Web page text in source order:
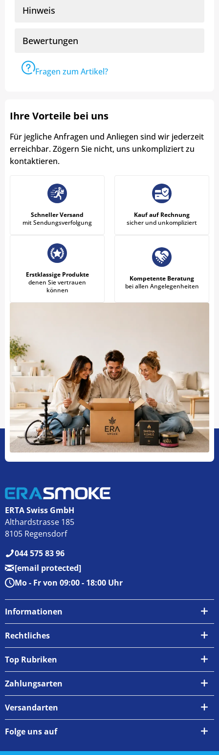
Hinweis
Bewertungen
Fragen zum Artikel?
Ihre Vorteile bei uns
Für jegliche Anfragen und Anliegen sind wir jederzeit
erreichbar. Zögern Sie nicht, uns unkompliziert zu
kontaktieren.
Schneller Versand
mit Sendungsverfolgung
Kauf auf Rechnung
sicher und unkompliziert
Erstklassige Produkte
denen Sie vertrauen
können
Kompetente Beratung
bei allen Angelegenheiten
ERTA Swiss GmbH
Althardstrasse 185
8105 Regensdorf
044 575 83 96
[email protected]
Mo - Fr von 09:00 - 18:00 Uhr
Informationen
Über uns
Zahlungsarten
Versand & Abholung
Newsletter
Rückgabe & Umtausch
Rechtliches
AGB
Widerrufsrecht
Top Rubriken
Zahlungsarten
Versandarten
Folge uns auf